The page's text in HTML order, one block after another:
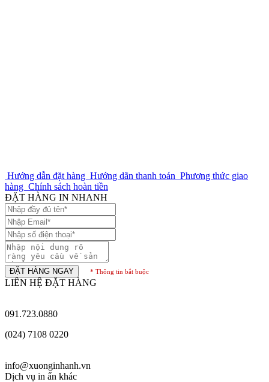
Hướng dẫn đặt hàng Hướng dãn thanh toán Phương thức giao
hàng Chính sách hoàn tiền
ĐẶT HÀNG IN NHANH
ĐẶT HÀNG NGAY * Thông tin bắt buộc
LIÊN HỆ ĐẶT HÀNG
091.723.0880
(024) 7108 0220
info@xuonginhanh.vn
Dịch vụ in ấn khác